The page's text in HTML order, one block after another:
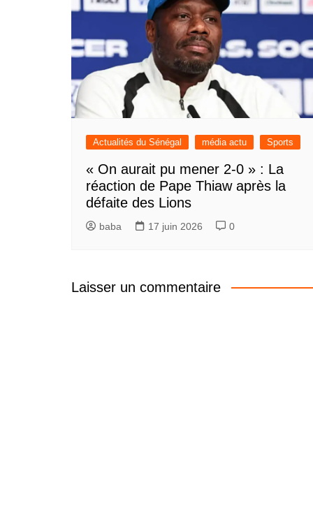
Actualités du Sénégal média actu Sports
« On aurait pu mener 2-0 » : La
réaction de Pape Thiaw après la
défaite des Lions
baba 17 juin 2026 0
Laisser un commentaire